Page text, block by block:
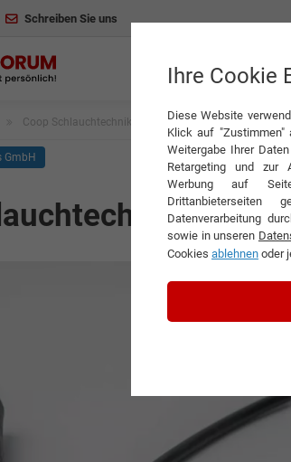
Schreiben Sie uns
Coop Schlauchtechnik
GmbH
Ihre Cookie
Diese Website
Klick auf "Zustimmen"
Weitergabe Ihrer
Retargeting und zur
Werbung auf
Drittanbieterseiten
Datenverarbeitung
sowie in unseren
Cookies ablehnen oder